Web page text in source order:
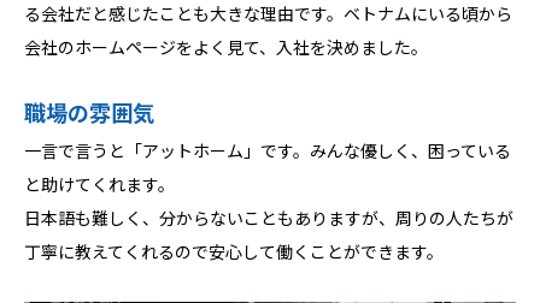
る会社だと感じたことも大きな理由です。ベトナムにいる頃から
会社のホームページをよく見て、入社を決めました。
職場の雰囲気
一言で言うと「アットホーム」です。みんな優しく、困っている
と助けてくれます。
日本語も難しく、分からないこともありますが、周りの人たちが
丁寧に教えてくれるので安心して働くことができます。